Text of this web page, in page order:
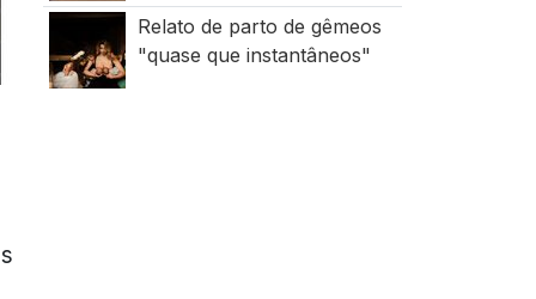
Relato de parto de gêmeos
"quase que instantâneos"